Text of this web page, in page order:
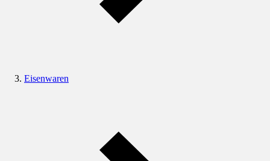
Eisenwaren